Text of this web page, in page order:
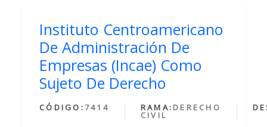
Instituto Centroamericano
De Administración De
Empresas (Incae) Como
Sujeto De Derecho
CÓDIGO: 7414 RAMA: DERECHO
CIVIL